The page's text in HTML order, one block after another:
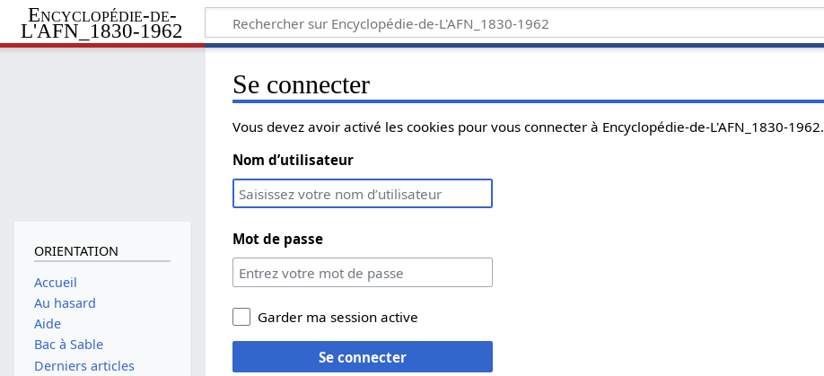
Encyclopédie-de-
L'AFN_1830-1962
Se connecter
Vous devez avoir activé les cookies pour vous connecter à Encyclopédie-de-L'AFN_1830-1962.
Nom d’utilisateur
Mot de passe
Garder ma session active
Se connecter
ORIENTATION
Accueil
Au hasard
Aide
Bac à Sable
Derniers articles